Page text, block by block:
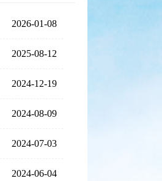
2026-01-08
2025-08-12
2024-12-19
2024-08-09
2024-07-03
2024-06-04